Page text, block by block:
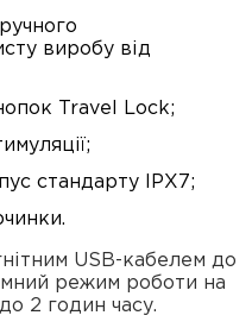
виробу від
Travel Lock;
стандарту IPX7;
USB-кабелем до
режим роботи на
2 годин часу.